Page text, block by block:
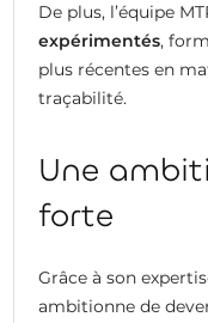
De plus, l’équipe
expérimentés,
plus récentes en
traçabilité.
Une
forte
Grâce à son
ambitionne de